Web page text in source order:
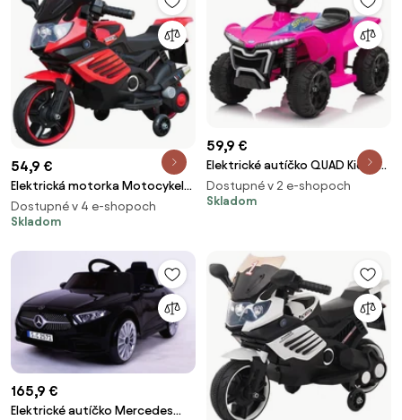
54,9 €
Elektrická motorka Motocykel
K1500 Emulation červené
Dostupné v 4 e-shopoch
Skladom
59,9 €
Elektrické autíčko QUAD Kids E-
ATV ružové
Dostupné v 2 e-shopoch
Skladom
165,9 €
Elektrické autíčko Mercedes